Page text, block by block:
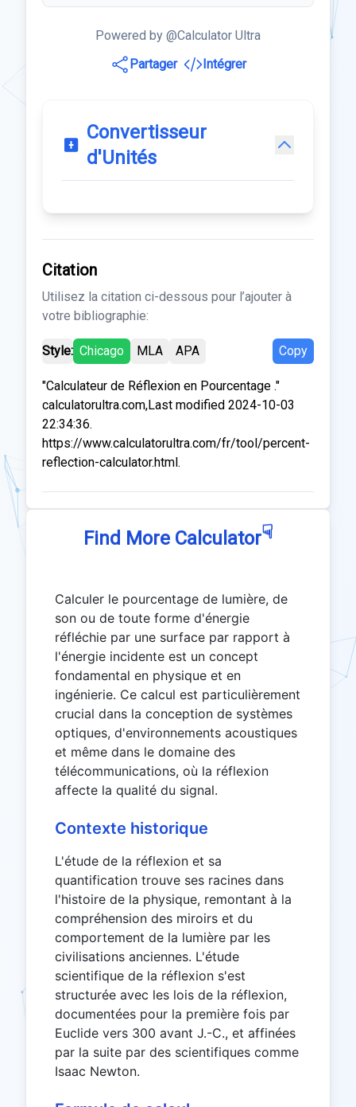
Powered by @Calculator Ultra
Partager
Intégrer
Convertisseur
d'Unités
Citation
Utilisez la citation ci-dessous pour l’ajouter à
votre bibliographie:
Style: Chicago MLA APA Copy
"Calculateur de Réflexion en Pourcentage ."
calculatorultra.com,Last modified 2024-10-03
22:34:36.
https://www.calculatorultra.com/fr/tool/percent-
reflection-calculator.html.
Find More Calculator☟
Calculer le pourcentage de lumière, de
son ou de toute forme d'énergie
réfléchie par une surface par rapport à
l'énergie incidente est un concept
fondamental en physique et en
ingénierie. Ce calcul est particulièrement
crucial dans la conception de systèmes
optiques, d'environnements acoustiques
et même dans le domaine des
télécommunications, où la réflexion
affecte la qualité du signal.
Contexte historique
L'étude de la réflexion et sa
quantification trouve ses racines dans
l'histoire de la physique, remontant à la
compréhension des miroirs et du
comportement de la lumière par les
civilisations anciennes. L'étude
scientifique de la réflexion s'est
structurée avec les lois de la réflexion,
documentées pour la première fois par
Euclide vers 300 avant J.-C., et affinées
par la suite par des scientifiques comme
Isaac Newton.